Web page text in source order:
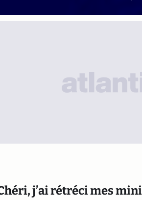
j’ai rétréci mes